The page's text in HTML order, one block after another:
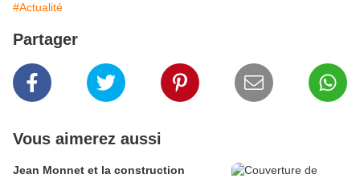
#Actualité
Partager
Vous aimerez aussi
Jean Monnet et la construction